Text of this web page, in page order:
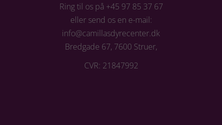
Ring til os på +45 97 85 37 67
eller send os en e-mail:
info@camillasdyrecenter.dk
Bredgade 67, 7600 Struer,
CVR: 21847992